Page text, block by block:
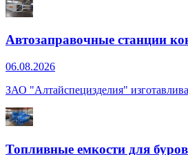
Автозаправочные станции
06.08.2026
ЗАО "Алтайспецизделия"
Топливные емкости для